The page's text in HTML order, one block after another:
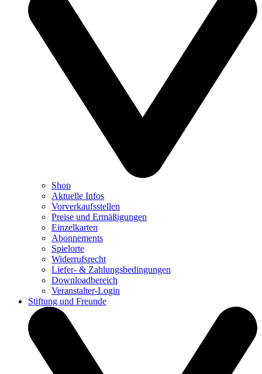
Shop
Aktuelle Infos
Vorverkaufsstellen
Preise und Ermäßigungen
Einzelkarten
Abonnements
Spielorte
Widerrufsrecht
Liefer- & Zahlungsbedingungen
Downloadbereich
Veranstalter-Login
Stiftung und Freunde